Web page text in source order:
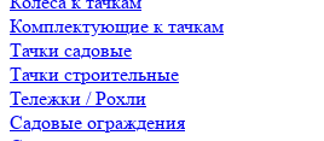
Комплектующие к тачкам
Тачки садовые
Тачки строительные
Тележки / Рохли
Садовые ограждения